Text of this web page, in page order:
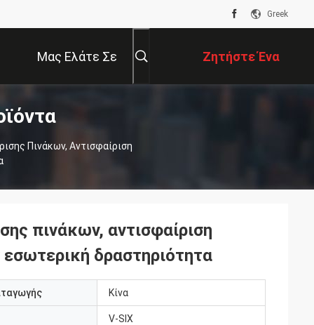
Greek
Μας Ελάτε Σε Ζητήστε Ένα
Απόσπασμα
Πινάκων, Αντισφαίριση
πινάκων, αντισφαίριση
δραστηριότητα
Κίνα
V-SIX